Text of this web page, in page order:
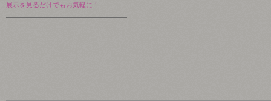
展示を見るだけでもお気軽に！